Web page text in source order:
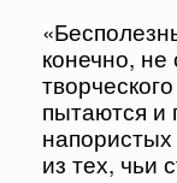
конечно, не
пытаются и
из тех, чьи